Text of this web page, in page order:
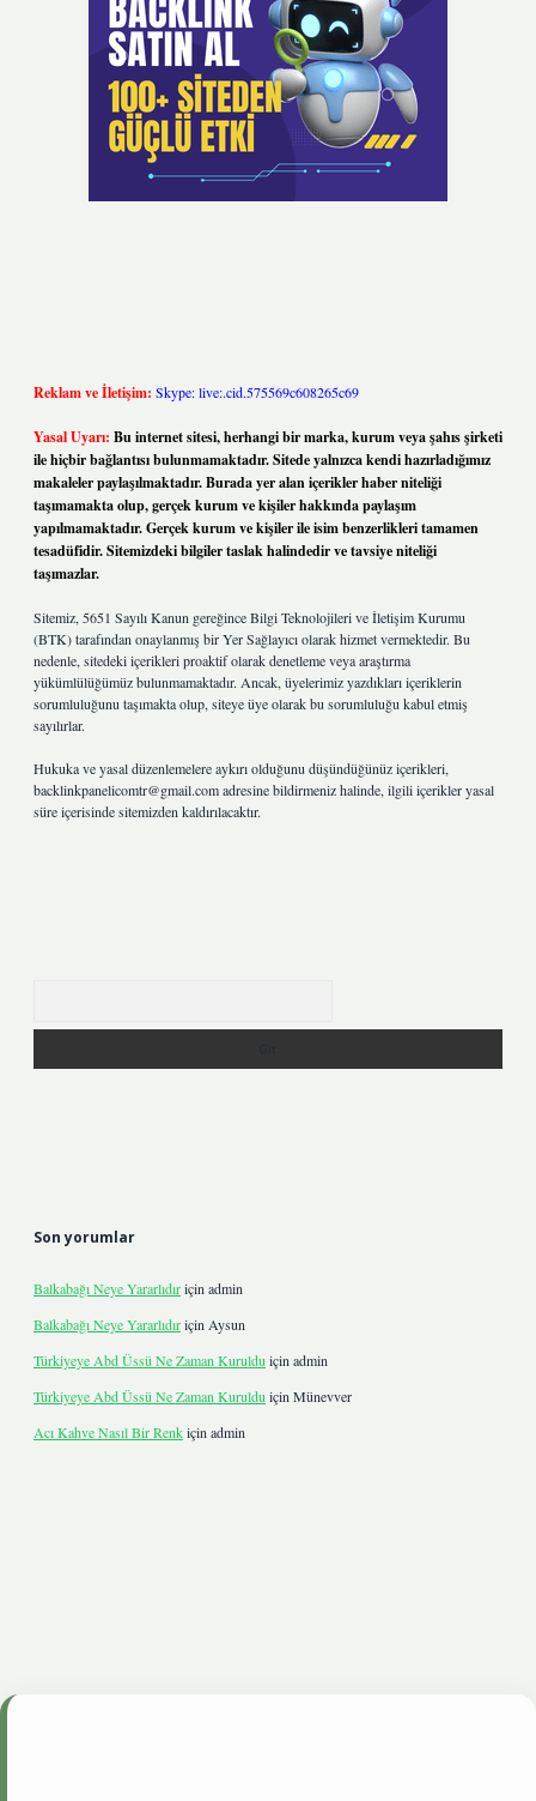
Reklam ve İletişim: Skype: live:.cid.575569c608265c69
Yasal Uyarı: Bu internet sitesi, herhangi bir marka, kurum veya şahıs şirketi
ile hiçbir bağlantısı bulunmamaktadır. Sitede yalnızca kendi hazırladığımız
makaleler paylaşılmaktadır. Burada yer alan içerikler haber niteliği
taşımamakta olup, gerçek kurum ve kişiler hakkında paylaşım
yapılmamaktadır. Gerçek kurum ve kişiler ile isim benzerlikleri tamamen
tesadüfidir. Sitemizdeki bilgiler taslak halindedir ve tavsiye niteliği
taşımazlar.
Sitemiz, 5651 Sayılı Kanun gereğince Bilgi Teknolojileri ve İletişim Kurumu
(BTK) tarafından onaylanmış bir Yer Sağlayıcı olarak hizmet vermektedir. Bu
nedenle, sitedeki içerikleri proaktif olarak denetleme veya araştırma
yükümlülüğümüz bulunmamaktadır. Ancak, üyelerimiz yazdıkları içeriklerin
sorumluluğunu taşımakta olup, siteye üye olarak bu sorumluluğu kabul etmiş
sayılırlar.
Hukuka ve yasal düzenlemelere aykırı olduğunu düşündüğünüz içerikleri,
backlinkpanelicomtr@gmail.comadresine bildirmeniz halinde, ilgili içerikler yasal
süre içerisinde sitemizden kaldırılacaktır.
Son yorumlar
Balkabağı Neye Yararlıdıriçin admin
Balkabağı Neye Yararlıdıriçin Aysun
Türkiyeye Abd Üssü Ne Zaman Kuruldu için admin
Türkiyeye Abd Üssü Ne Zaman Kuruldu için Münevver
Acı Kahve Nasıl Bir Renkiçin admin